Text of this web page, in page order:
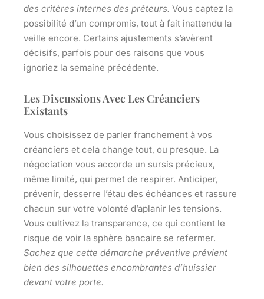
des critères internes des prêteurs. Vous captez la
possibilité d’un compromis, tout à fait inattendu la
veille encore. Certains ajustements s’avèrent
décisifs, parfois pour des raisons que vous
ignoriez la semaine précédente.
Les Discussions Avec Les Créanciers
Existants
Vous choisissez de parler franchement à vos
créanciers et cela change tout, ou presque. La
négociation vous accorde un sursis précieux,
même limité, qui permet de respirer. Anticiper,
prévenir, desserre l’étau des échéances et rassure
chacun sur votre volonté d’aplanir les tensions.
Vous cultivez la transparence, ce qui contient le
risque de voir la sphère bancaire se refermer.
Sachez que cette démarche préventive prévient
bien des silhouettes encombrantes d’huissier
devant votre porte.